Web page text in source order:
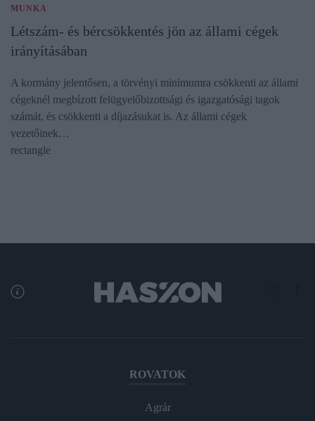
MUNKA
Létszám- és bércsökkentés jön az állami cégek
irányításában
A kormány jelentősen, a törvényi minimumra csökkenti az állami
cégeknél megbízott felügyelőbizottsági és igazgatósági tagok
számát, és csökkenti a díjazásukat is. Az állami cégek
vezetőinek…
rectangle
ROVATOK
Agrár